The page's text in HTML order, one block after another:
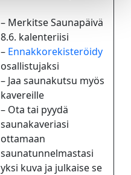
– Merkitse Saunapäivä
8.6. kalenteriisi
– Ennakkorekisteröidy
osallistujaksi
– Jaa saunakutsu myös
kavereille
– Ota tai pyydä
saunakaveriasi
ottamaan
saunatunnelmastasi
yksi kuva ja julkaise se